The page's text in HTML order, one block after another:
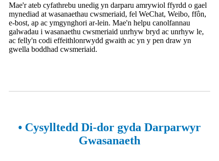
Mae'r ateb cyfathrebu unedig yn darparu amrywiol ffyrdd o gael
mynediad at wasanaethau cwsmeriaid, fel WeChat, Weibo, ffôn,
e-bost, ap ac ymgynghori ar-lein. Mae'n helpu canolfannau
galwadau i wasanaethu cwsmeriaid unrhyw bryd ac unrhyw le,
ac felly'n codi effeithlonrwydd gwaith ac yn y pen draw yn
gwella boddhad cwsmeriaid.
• Cysylltedd Di-dor gyda Darparwyr
Gwasanaeth